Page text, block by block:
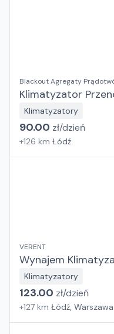
Blackout Agregaty
Klimatyzator
Klimatyzatory
90.00 zł/dzień
+126 km Łódź
VERENT
Wynajem
Klimatyzatory
123.00 zł/dzień
+127 km Łódź, Warszawa